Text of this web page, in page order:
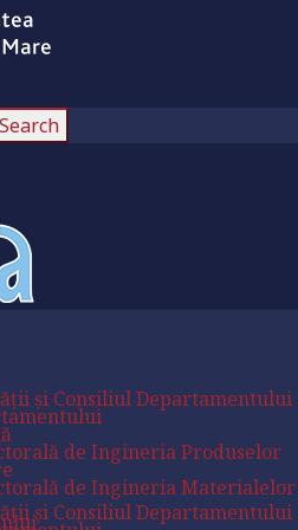
și Consiliul Departamentului
de Ingineria Produselor
de Ingineria Materialelor
și Consiliul Departamentului